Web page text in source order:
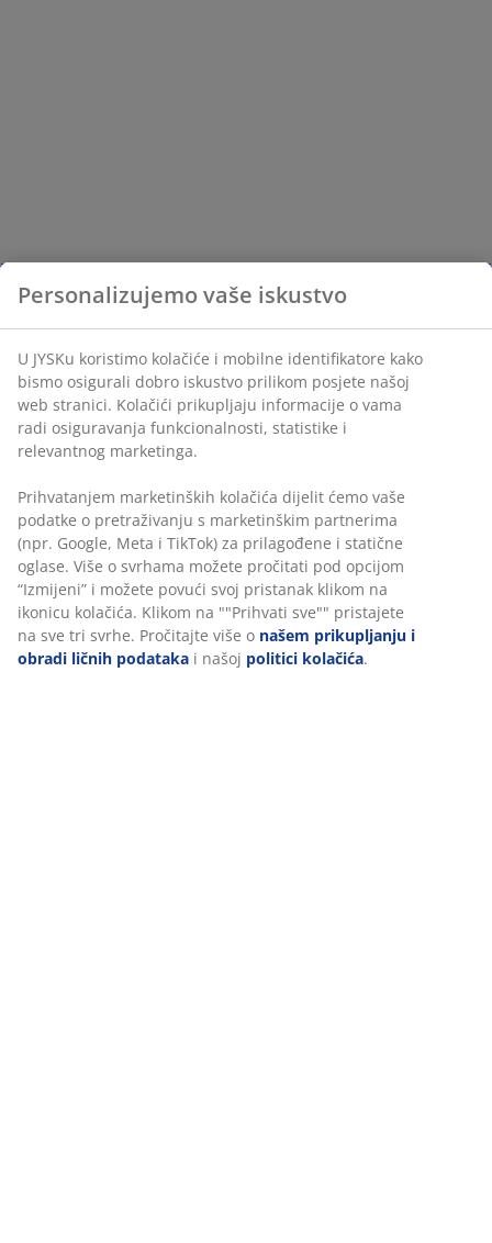
Personalizujemo vaše iskustvo
U JYSKu koristimo kolačiće i mobilne identifikatore kako
bismo osigurali dobro iskustvo prilikom posjete našoj
web stranici. Kolačići prikupljaju informacije o vama
radi osiguravanja funkcionalnosti, statistike i
relevantnog marketinga.
Prihvatanjem marketinških kolačića dijelit ćemo vaše
podatke o pretraživanju s marketinškim partnerima
(npr. Google, Meta i TikTok) za prilagođene i statične
oglase. Više o svrhama možete pročitati pod opcijom
“Izmijeni” i možete povući svoj pristanak klikom na
ikonicu kolačića. Klikom na ""Prihvati sve"" pristajete
na sve tri svrhe. Pročitajte više o našem prikupljanju i
obradi ličnih podataka i našoj politici kolačića.